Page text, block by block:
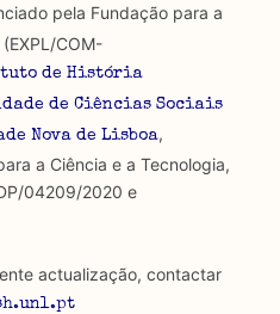
pela Fundação para a
COM-
de História
de Ciências Sociais
Nova de Lisboa,
a Ciência e a Tecnologia,
04209/2020 e
actualização, contactar